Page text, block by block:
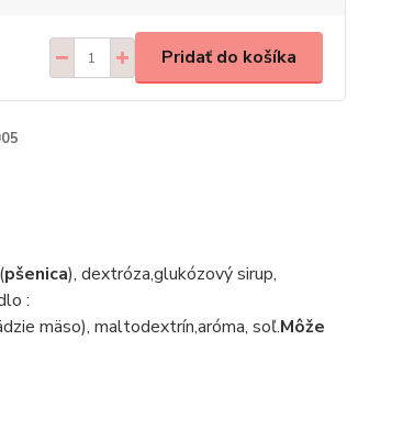
Pridať do košíka
pšenica), dextróza,glukózový sirup,
:
mäso), maltodextrín,aróma, soľ.Môže